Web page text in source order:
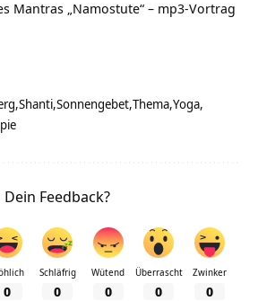
Mantras „Namostute“ – mp3-Vortrag
Shanti Sonnengebet Thema Yoga
Dein Feedback?
0
Schläfrig
0
Wütend
0
Überrascht
0
Zwinker
0